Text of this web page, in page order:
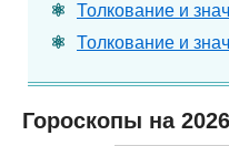
Толкование и
Толкование и
Гороскопы на